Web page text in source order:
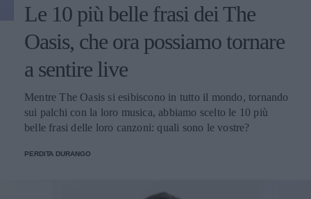
Le 10 più belle frasi dei The
Oasis, che ora possiamo tornare
a sentire live
Mentre The Oasis si esibiscono in tutto il mondo, tornando
sui palchi con la loro musica, abbiamo scelto le 10 più
belle frasi delle loro canzoni: quali sono le vostre?
PERDITA DURANGO